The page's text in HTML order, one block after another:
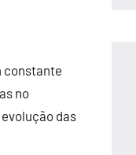
constante
no
das